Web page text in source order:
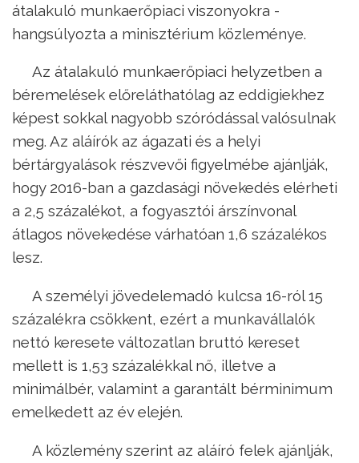
átalakuló munkaerőpiaci viszonyokra -
hangsúlyozta a minisztérium közleménye.
Az átalakuló munkaerőpiaci helyzetben a
béremelések előreláthatólag az eddigiekhez
képest sokkal nagyobb szóródással valósulnak
meg. Az aláírók az ágazati és a helyi
bértárgyalások részvevői figyelmébe ajánlják,
hogy 2016-ban a gazdasági növekedés elérheti
a 2,5 százalékot, a fogyasztói árszínvonal
átlagos növekedése várhatóan 1,6 százalékos
lesz.
A személyi jövedelemadó kulcsa 16-ról 15
százalékra csökkent, ezért a munkavállalók
nettó keresete változatlan bruttó kereset
mellett is 1,53 százalékkal nő, illetve a
minimálbér, valamint a garantált bérminimum
emelkedett az év elején.
A közlemény szerint az aláíró felek ajánlják,